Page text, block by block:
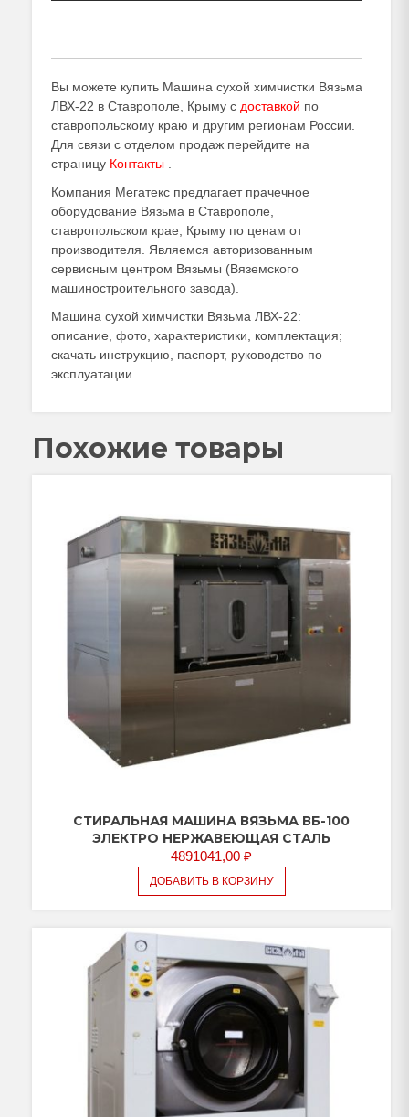
Вы можете купить Машина сухой химчистки Вязьма
ЛВХ-22 в Ставрополе, Крыму с доставкой по
ставропольскому краю и другим регионам России.
Для связи с отделом продаж перейдите на
страницу Контакты
Компания Мегатекс предлагает прачечное
оборудование Вязьма в Ставрополе,
ставропольском крае, Крыму по ценам от
производителя. Являемся авторизованным
сервисным центром Вязьмы (Вяземского
машиностроительного завода).
Машина сухой химчистки Вязьма ЛВХ-22:
описание, фото, характеристики, комплектация;
скачать инструкцию, паспорт, руководство по
эксплуатации.
Похожие товары
СТИРАЛЬНАЯ МАШИНА ВЯЗЬМА ВБ-100
ЭЛЕКТРО НЕРЖАВЕЮЩАЯ СТАЛЬ
4891041,00 ₽
ДОБАВИТЬ В КОРЗИНУ